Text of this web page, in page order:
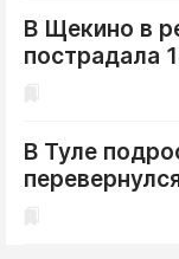
В Щекино в
пострадала
В Туле